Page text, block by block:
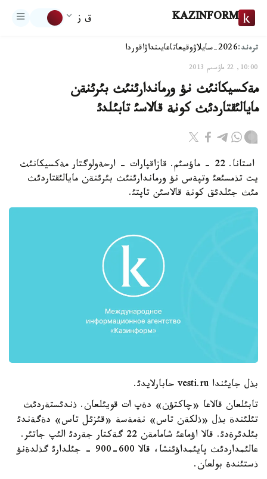
KAZINFORM ق ز
ترەند:2026-سايلاۋ وقيعاتاعايىنداۋاقوردا
10:00, 22 ماۋسىم 2013
مةكسيكانئث نؤ ورماندارئنئث بئرئنةن
مايالئقتاردئث كونة قالاسئ تابئلدئ
استانا. 22 - ماؤسئم. قازاقپارات - ارحةولوگتار مةكسيكانئث
يت تذمسئعئ وتپةس نؤ ورماندارئنئث بئرئنةن مايالئقتاردئث
مئث جئلدئق كونة قالاسئن تاپتئ.
بذل جايئندا vesti.ru حابارلايدئ.
تابئلعان قالاعا «چاكتؤن» دةپ ات قويئلعان. ذندئستةردئث
تئلئندة بذل «ذلكةن تاس» نةمةسة «قئزئل تاس» دةگةندئ
بئلدئرةدئ. قالا اؤماعئ شامامةن 22 گةكتار جةردئ الئپ جاتئر.
عالئمداردئث پايئمداؤئنشا، قالا 600-900 - جئلدارئ گذلدةنؤ
ذستئندة بولعان.